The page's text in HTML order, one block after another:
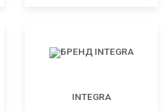
INTEGRA